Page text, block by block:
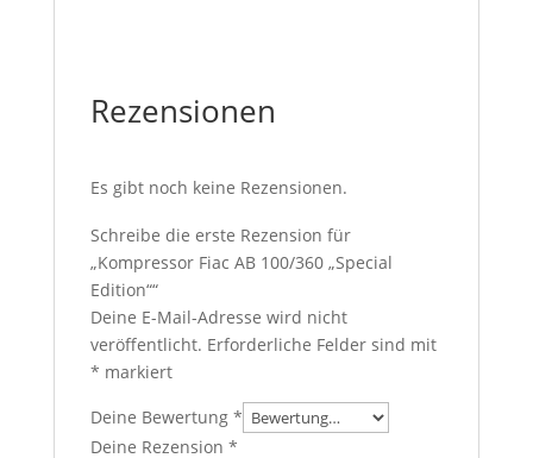
Rezensionen
Es gibt noch keine Rezensionen.
Schreibe die erste Rezension für
„Kompressor Fiac AB 100/360 „Special
Edition““
Deine E-Mail-Adresse wird nicht
veröffentlicht. Erforderliche Felder sind mit
* markiert
Deine Bewertung *
Deine Rezension *